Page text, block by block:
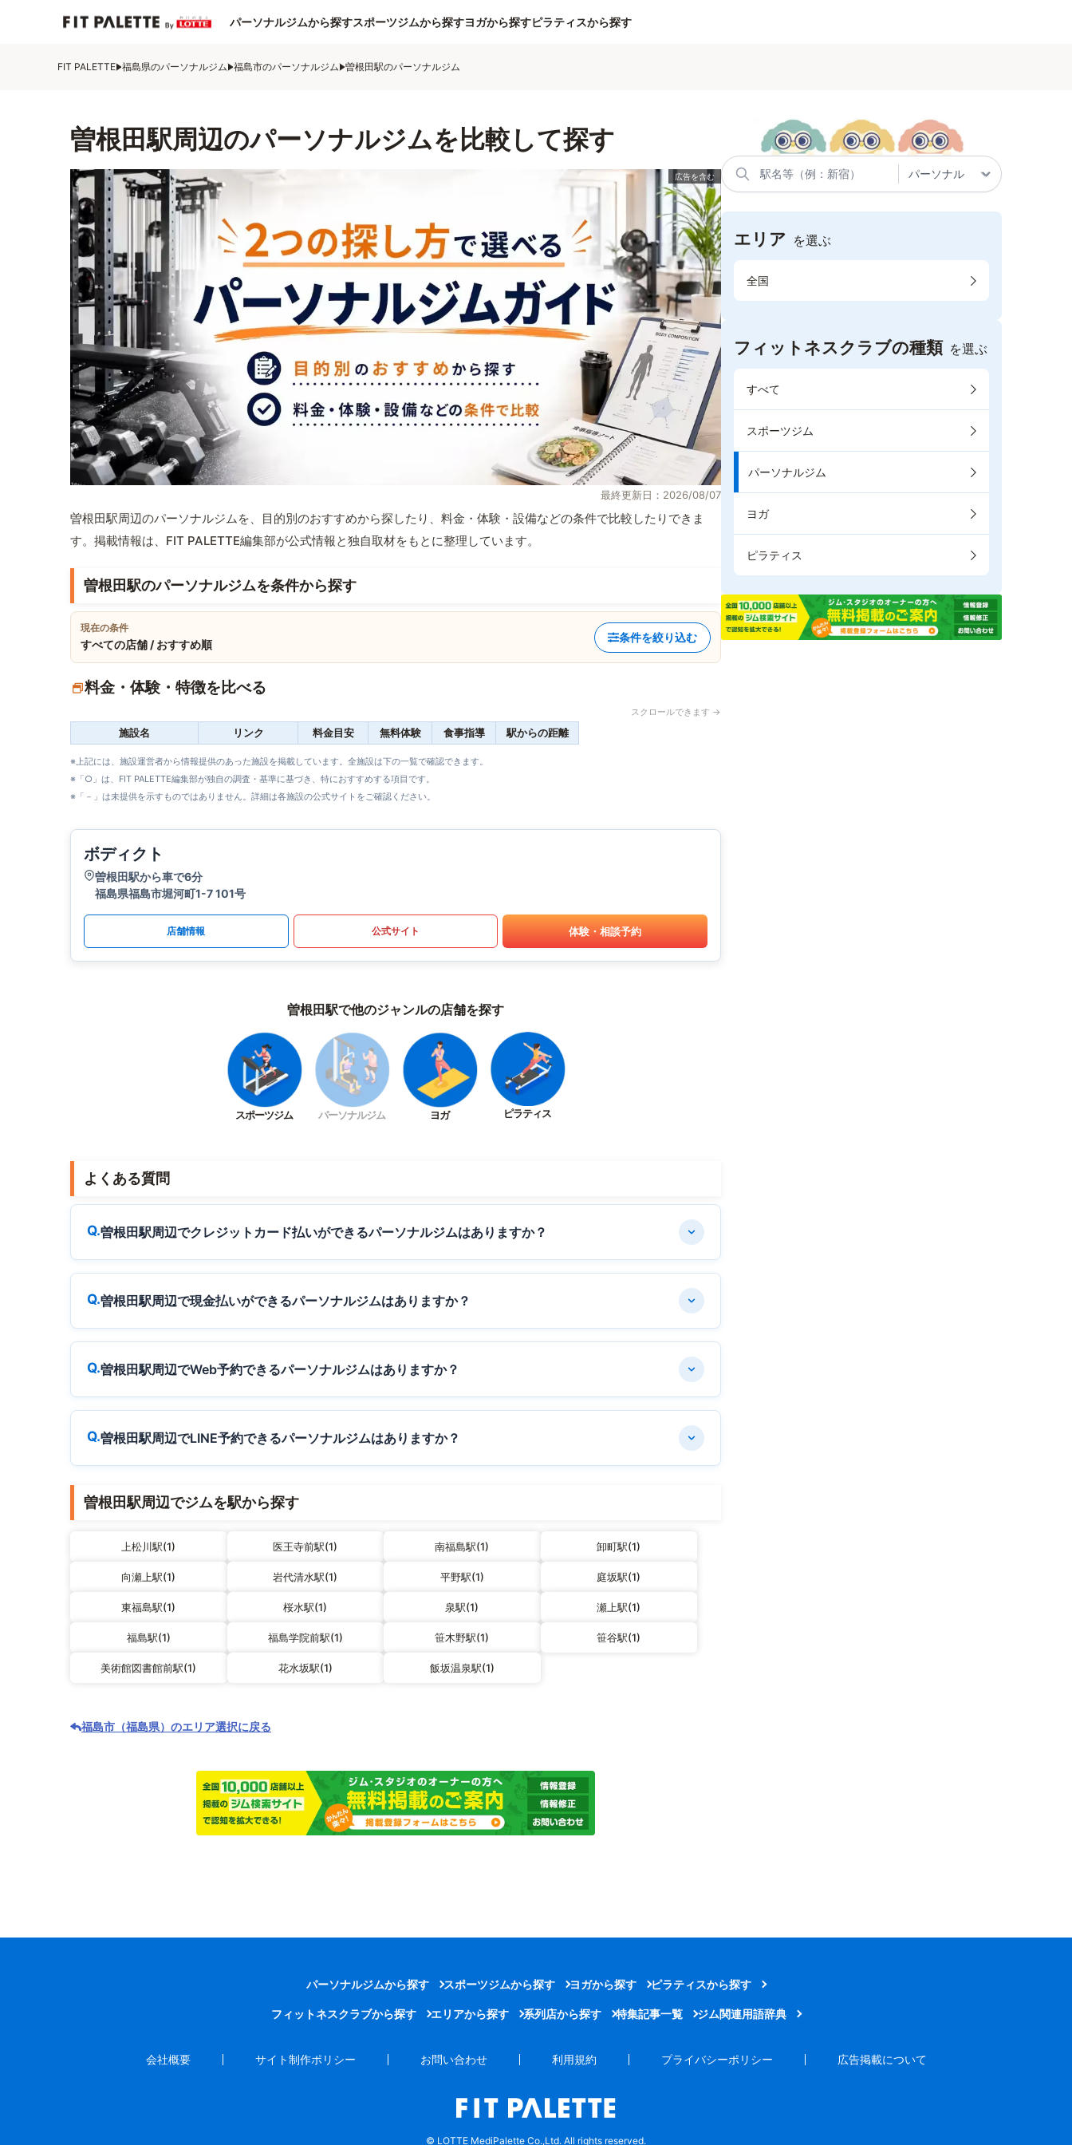
パーソナルジムから探すスポーツジムから探すヨガから探すピラティスから探す
FIT PALETTE 福島県のパーソナルジム 福島市のパーソナルジム 曽根田駅のパーソナルジム
曽根田駅周辺のパーソナルジムを比較して探す
最終更新日：2026/08/07
曽根田駅周辺のパーソナルジムを、目的別のおすすめから探したり、料金・体験・設備などの条件で比較したりできま
す。掲載情報は、FIT PALETTE編集部が公式情報と独自取材をもとに整理しています。
曽根田駅のパーソナルジムを条件から探す
現在の条件
すべての店舗 / おすすめ順
条件を絞り込む
料金・体験・特徴を比べる
スクロールできます →
施設名 リンク 料金目安 無料体験 食事指導 駅からの距離
※上記には、施設運営者から情報提供のあった施設を掲載しています。全施設は下の一覧で確認できます。
※「○」は、FIT PALETTE編集部が独自の調査・基準に基づき、特におすすめする項目です。
※「－」は未提供を示すものではありません。詳細は各施設の公式サイトをご確認ください。
ボディクト
曽根田駅から車で6分
福島県福島市堀河町1-7 101号
店舗情報 公式サイト 体験・相談予約
曽根田駅で他のジャンルの店舗を探す
スポーツジム パーソナルジム ヨガ ピラティス
よくある質問
曽根田駅周辺でクレジットカード払いができるパーソナルジムはありますか？
曽根田駅周辺で現金払いができるパーソナルジムはありますか？
曽根田駅周辺でWeb予約できるパーソナルジムはありますか？
曽根田駅周辺でLINE予約できるパーソナルジムはありますか？
曽根田駅周辺でジムを駅から探す
上松川駅(1) 医王寺前駅(1) 南福島駅(1) 卸町駅(1)
向瀬上駅(1) 岩代清水駅(1) 平野駅(1) 庭坂駅(1)
東福島駅(1) 桜水駅(1) 泉駅(1) 瀬上駅(1)
福島駅(1) 福島学院前駅(1) 笹木野駅(1) 笹谷駅(1)
美術館図書館前駅(1) 花水坂駅(1) 飯坂温泉駅(1)
福島市（福島県）のエリア選択に戻る
エリア を選ぶ
全国
フィットネスクラブの種類 を選ぶ
すべて
スポーツジム
パーソナルジム
ヨガ
ピラティス
パーソナルジムから探す スポーツジムから探す ヨガから探す ピラティスから探す
フィットネスクラブから探す エリアから探す 系列店から探す 特集記事一覧 ジム関連用語辞典
会社概要 サイト制作ポリシー お問い合わせ 利用規約 プライバシーポリシー 広告掲載について
© LOTTE MediPalette Co.,Ltd. All rights reserved.